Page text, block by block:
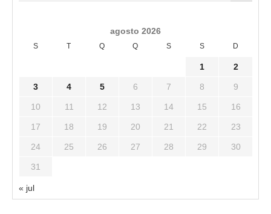
agosto 2026
S T Q Q S S D
1 2
3 4 5 6 7 8 9
10 11 12 13 14 15 16
17 18 19 20 21 22 23
24 25 26 27 28 29 30
31
« jul